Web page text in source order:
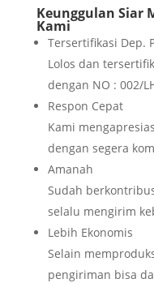
Keunggulan Siar
Kami
Tersertifikasi Dep.
Lolos dan
dengan NO : 002/
Respon Cepat
Kami
dengan segera
Amanah
Sudah
selalu mengirim
Lebih Ekonomis
Selain
pengiriman bisa